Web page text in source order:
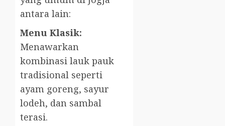
antara lain:
Menu Klasik:
Menawarkan
kombinasi lauk pauk
tradisional seperti
ayam goreng, sayur
lodeh, dan sambal
terasi.